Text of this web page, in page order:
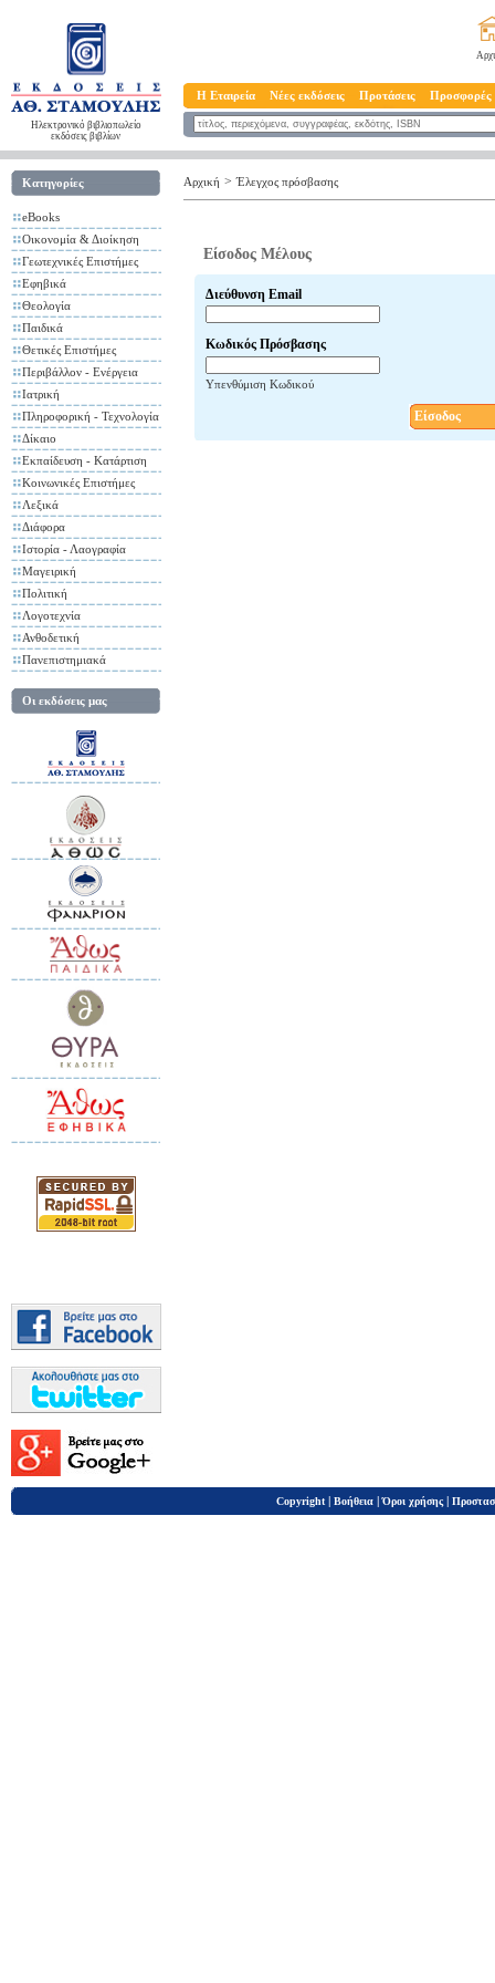
Ηλεκτρονικό βιβλιοπωλείο
εκδόσεις βιβλίων
Η Εταιρεία Νέες εκδόσεις Προτάσεις Προσφορές
Κατηγορίες
eBooks
Οικονομία & Διοίκηση
Γεωτεχνικές Επιστήμες
Εφηβικά
Θεολογία
Παιδικά
Θετικές Επιστήμες
Περιβάλλον - Ενέργεια
Ιατρική
Πληροφορική - Τεχνολογία
Δίκαιο
Εκπαίδευση - Κατάρτιση
Κοινωνικές Επιστήμες
Λεξικά
Διάφορα
Ιστορία - Λαογραφία
Μαγειρική
Πολιτική
Λογοτεχνία
Ανθοδετική
Πανεπιστημιακά
Οι εκδόσεις μας
Αρχική > Έλεγχος πρόσβασης
Είσοδος Μέλους
Διεύθυνση Email
Κωδικός Πρόσβασης
Υπενθύμιση Κωδικού
Είσοδος
Copyright | Βοήθεια |Όροι χρήσης |